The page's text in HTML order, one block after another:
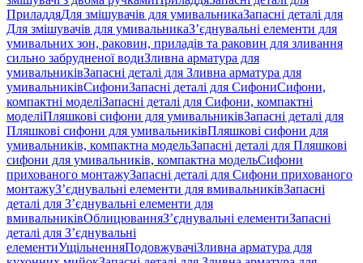
ПриладдяДля змішувачів для умивальникаЗапасні деталі для
Для змішувачів для умивальникаЗ’єднувальні елементи для
умивальних зон, раковин, приладів та раковин для зливання
сильно забрудненої водиЗливна арматура для
умивальниківЗапасні деталі для Зливна арматура для
умивальниківСифониЗапасні деталі для СифониСифони,
компактні моделіЗапасні деталі для Сифони, компактні
моделіПляшкові сифони для умивальниківЗапасні деталі для
Пляшкові сифони для умивальниківПляшкові сифони для
умивальників, компактна модельЗапасні деталі для Пляшкові
сифони для умивальників, компактна модельСифони
прихованого монтажуЗапасні деталі для Сифони прихованого
монтажуЗ’єднувальні елементи для вмивальниківЗапасні
деталі для З’єднувальні елементи для
вмивальниківОблицюванняЗ’єднувальні елементиЗапасні
деталі для З’єднувальні
елементиУщільненняПодовжувачіЗливна арматура для